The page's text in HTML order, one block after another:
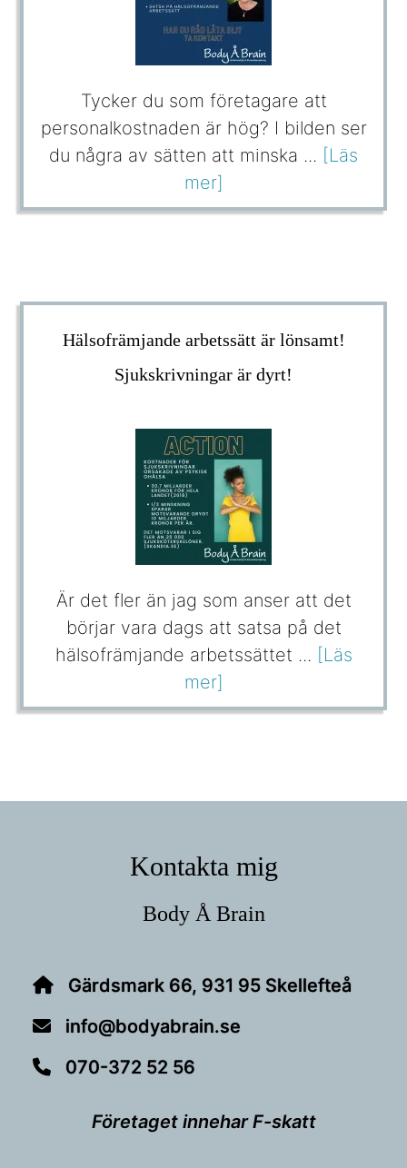
Tycker du som företagare att
personalkostnaden är hög? I bilden ser
du några av sätten att minska ... [Läs
mer]
Hälsofrämjande arbetssätt är lönsamt!
Sjukskrivningar är dyrt!
Är det fler än jag som anser att det
börjar vara dags att satsa på det
hälsofrämjande arbetssättet ... [Läs
mer]
Kontakta mig
Body Å Brain
Gärdsmark 66, 931 95 Skellefteå
info@bodyabrain.se
070-372 52 56
Företaget innehar F-skatt